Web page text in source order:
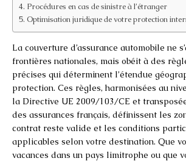
Procédures en cas de sinistre à l’étranger
Optimisation juridique de votre protection
La couverture d’assurance automobile ne
frontières nationales, mais obéit à des
précises qui déterminent l’étendue
protection. Ces règles, harmonisées au
la Directive UE 2009/103/CE et
des assurances français, définissent les
contrat reste valide et les conditions
applicables selon votre destination. Que
vacances dans un pays limitrophe ou que